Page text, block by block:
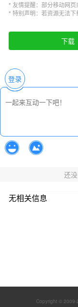
* 友情提醒：部分移动网页
* 特别声明：若资源无法下
下载
登录
还
无相关信息
Copyright © 2009-